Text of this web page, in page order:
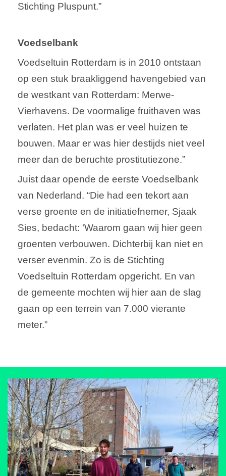
Stichting Pluspunt.”
Voedselbank
Voedseltuin Rotterdam is in 2010 ontstaan
op een stuk braakliggend havengebied van
de westkant van Rotterdam: Merwe-
Vierhavens. De voormalige fruithaven was
verlaten. Het plan was er veel huizen te
bouwen. Maar er was hier destijds niet veel
meer dan de beruchte prostitutiezone.”
Juist daar opende de eerste Voedselbank
van Nederland. “Die had een tekort aan
verse groente en de initiatiefnemer, Sjaak
Sies, bedacht: ‘Waarom gaan wij hier geen
groenten verbouwen. Dichterbij kan niet en
verser evenmin. Zo is de Stichting
Voedseltuin Rotterdam opgericht. En van
de gemeente mochten wij hier aan de slag
gaan op een terrein van 7.000 vierante
meter.”